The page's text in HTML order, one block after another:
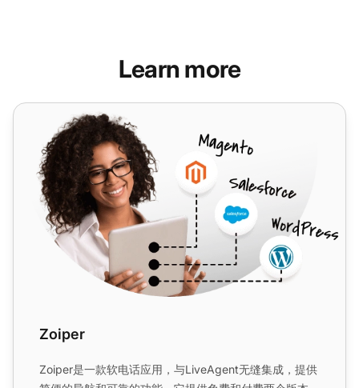
Learn more
Zoiper
Zoiper
Zoiper是一款软电话应用，与LiveAgent无缝集成，提供